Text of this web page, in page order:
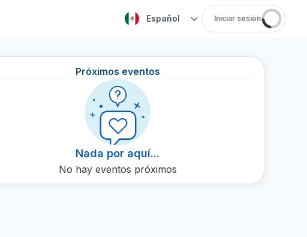
Español Iniciar sesión
Próximos eventos
Nada por aquí...
No hay eventos próximos